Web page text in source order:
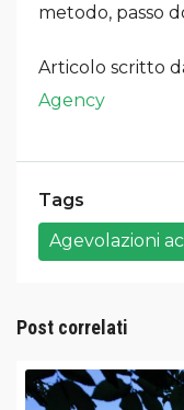
metodo, passo
Articolo scritto
Agency
Tags
Agevolazioni
Post correlati